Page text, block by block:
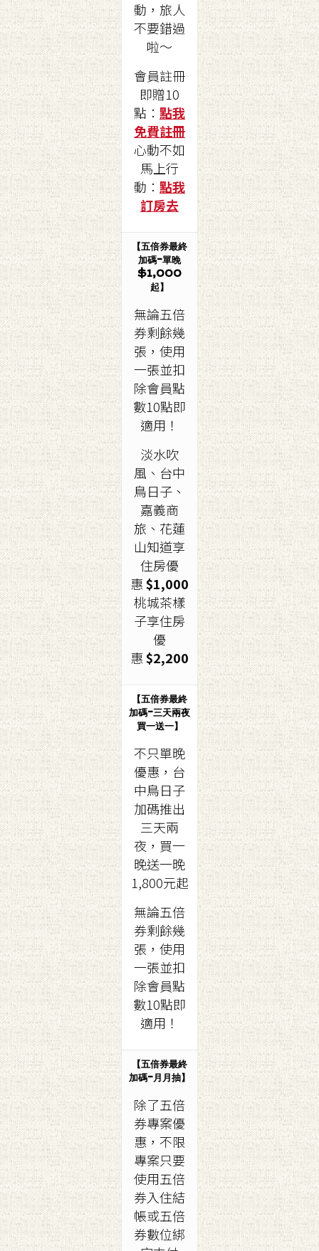
動，旅人
不要錯過
啦～
會員註冊
即贈10
點： 點我
免費註冊
心動不如
馬上行
動： 點我
訂房去
【五倍券最終
加碼-單晚
$1,000
起】
無論五倍
券剩餘幾
張，使用
一張並扣
除會員點
數10點即
適用！
淡水吹
風、台中
鳥日子、
嘉義商
旅、花蓮
山知道享
住房優
惠$1,000
桃城茶樣
子享住房
優
惠$2,200
【五倍券最終
加碼-三天兩夜
買一送一】
不只單晚
優惠，台
中鳥日子
加碼推出
三天兩
夜，買一
晚送一晚
1,800元起
無論五倍
券剩餘幾
張，使用
一張並扣
除會員點
數10點即
適用！
【五倍券最終
加碼-月月抽】
除了五倍
券專案優
惠，不限
專案只要
使用五倍
券入住結
帳或五倍
券數位綁